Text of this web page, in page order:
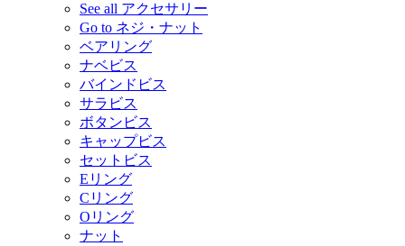
See all アクセサリー
Go to ネジ・ナット
ベアリング
ナベビス
バインドビス
サラビス
ボタンビス
キャップビス
セットビス
Eリング
Cリング
Oリング
ナット